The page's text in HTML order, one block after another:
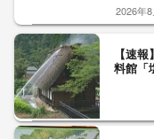
2026年8
【速
料館「